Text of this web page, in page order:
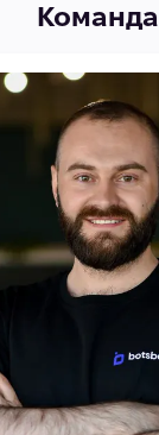
Команда